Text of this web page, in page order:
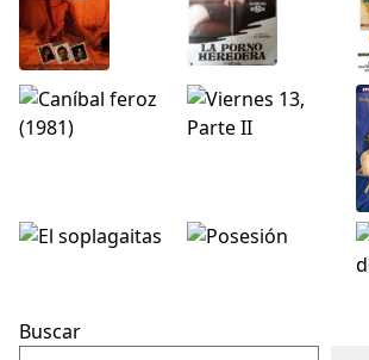
Buscar